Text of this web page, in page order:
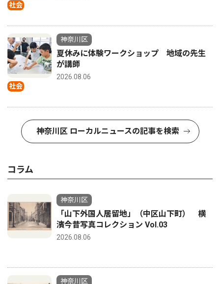
社会
社会
神奈川区
夏休みに体験ワークショップ 地域の先生
が講師
2026.08.06
神奈川区 ローカルニュースの記事を検索
コラム
神奈川区
「山下外国人居留地」（中区山下町） 横
濱今昔写真コレクション Vol.03
2026.08.06
神奈川区